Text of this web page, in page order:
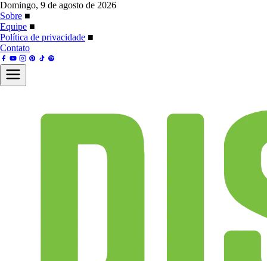
Domingo, 9 de agosto de 2026
Sobre ■
Equipe ■
Política de privacidade ■
Contato